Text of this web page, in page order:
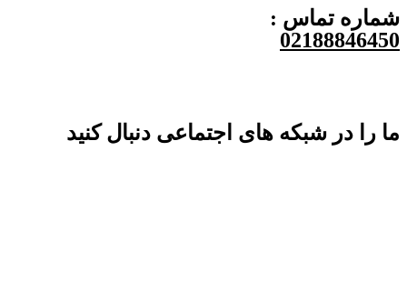
شماره تماس :
02188846450
ما را در شبکه های اجتماعی دنبال کنید